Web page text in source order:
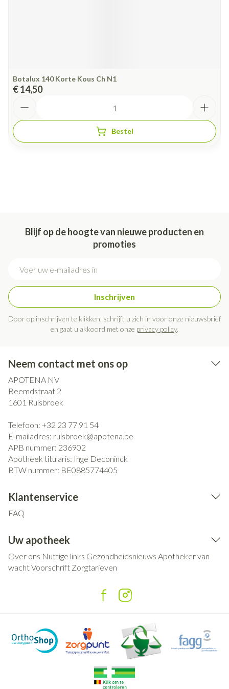
Botalux 140 Korte Kous Ch N1
€ 14,50
Bestel
Blijf op de hoogte van nieuwe producten en
promoties
Inschrijven
Door op inschrijven te klikken, schrijft u zich in voor onze nieuwsbrief
en gaat u akkoord met onze privacy policy.
Neem contact met ons op
APOTENA NV
Beemdstraat 2
1601 Ruisbroek
Telefoon: +32 23 77 91 54
E-mailadres: ruisbroek@apotena.be
APB nummer: 236902
Apotheek titularis: Inge Deconinck
BTW nummer: BE0885774405
Klantenservice
FAQ
Uw apotheek
Over ons Nuttige links Gezondheidsnieuws Apotheker van
wachtVoorschrift Zorgtarieven